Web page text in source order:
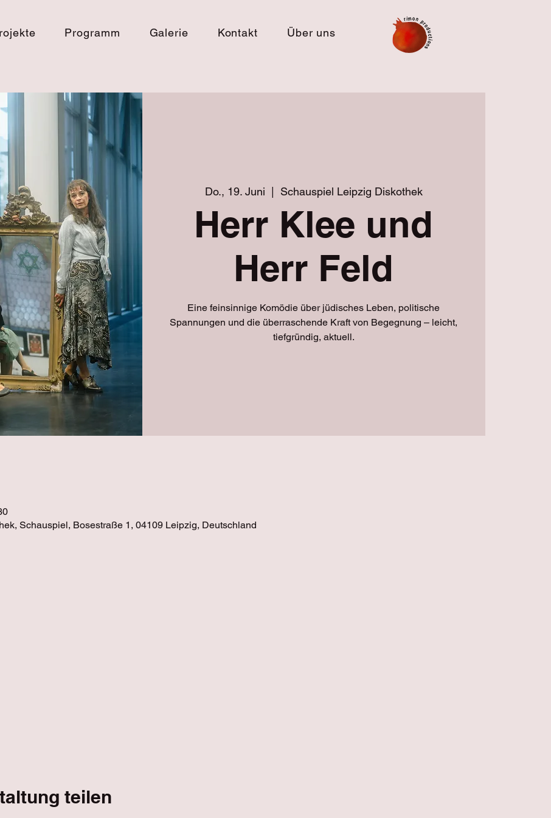
Programm Galerie Kontakt Über uns
Do., 19. Juni
  |
Schauspiel Leipzig Diskothek
Herr Klee und
Herr Feld
Eine feinsinnige Komödie über jüdisches Leben, politische
Spannungen und die überraschende Kraft von Begegnung – leicht,
tiefgründig, aktuell.
Schauspiel, Bosestraße 1, 04109 Leipzig, Deutschland
teilen